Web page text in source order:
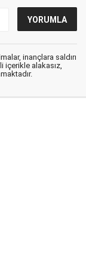
inançlara saldırı
içerikle alakasız,